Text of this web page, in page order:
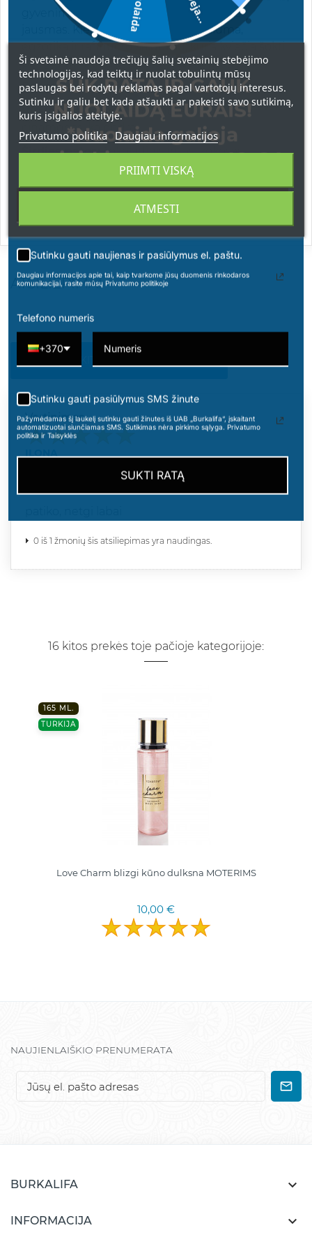
gyvenimo būdas, nesibaigiantis šventės
jausmas. Kiekvienas lašas alsuoja šiluma,
egzotika ir rafinuotu saldumu, kuris kviečia šokti
per gyvenimą su šypsena ir pasitikėjimu.
Pasinerk į kvapų šventę su Nanine Fiesta!
Viršutinės natos: bergamotė, datulė,
cinamonas, kalendra
Širdies natos:šokoladinis irisas, kokosas,
grietinėlė, vanilinis cukrus
Pagrindinės natos:muskusas, gintaras,
benzoinas, ąžuolo samanos
ATSILIEPIMAI
Vertinimas
ILONA
MALONUS KVAPAS
0 iš 1 žmonių šis atsiliepimas yra naudingas.
16 kitos prekės toje pačioje kategorijoje:
165 ML.
TURKIJA
Love Charm blizgi kūno dulksna MOTERIMS
10,00 €
NAUJIENLAIŠKIO PRENUMERATA
BURKALIFA 
INFORMACIJA 
Ši svetainė naudoja trečiųjų šalių svetainių stebėjimo
technologijas, kad teiktų ir nuolat tobulintų mūsų
paslaugas bei rodytų reklamas pagal vartotojų interesus.
Sutinku ir galiu bet kada atšaukti ar pakeisti savo sutikimą,
kuris įsigalios ateityje.
Privatumo politika Daugiau informacijos
ATMESTI
PRIIMTI VISKĄ
Deja...
SUK RATĄ IR GAUK
NUOLAIDĄ EURAIS!
*Nuolaida galioja
apsipirkimams nuo 49 € !
Sutinku gauti naujienas ir pasiūlymus el. paštu.
Daugiau informacijos apie tai, kaip tvarkome jūsų duomenis rinkodaros
komunikacijai, rasite mūsų Privatumo politikoje
Telefono numeris
+370
Sutinku gauti pasiūlymus SMS žinute
Pažymėdamas šį laukelį sutinku gauti žinutes iš UAB „Burkalifa“, įskaitant
automatizuotai siunčiamas SMS. Sutikimas nėra pirkimo sąlyga. Privatumo
politika ir Taisyklės
SUKTI RATĄ